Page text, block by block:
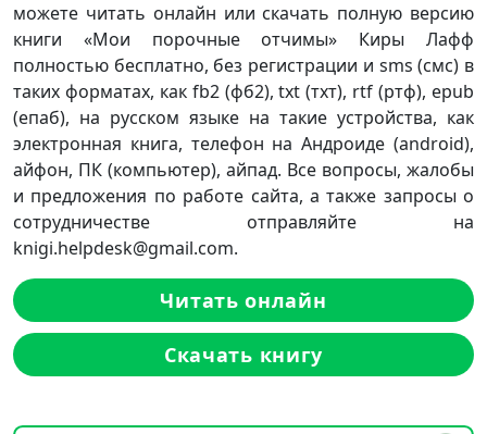
можете читать онлайн или скачать полную версию
книги «Мои порочные отчимы» Киры Лафф
полностью бесплатно, без регистрации и sms (смс) в
таких форматах, как fb2 (фб2), txt (тхт), rtf (ртф), epub
(епаб), на русском языке на такие устройства, как
электронная книга, телефон на Андроиде (android),
айфон, ПК (компьютер), айпад. Все вопросы, жалобы
и предложения по работе сайта, а также запросы о
сотрудничестве отправляйте на
knigi.helpdesk@gmail.com.
Читать онлайн
Скачать книгу